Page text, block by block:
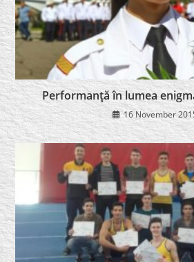
Performanţă în lumea
16 November